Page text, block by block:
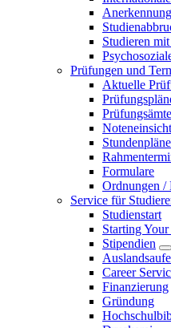
Studieren
Prüfungen und
Aktuelle
Noteneinsicht
Stundenpläne
Formulare
Ordnungen /
Service für
Studienstart
Starting
Stipendien
Career
Finanzierung
Gründung